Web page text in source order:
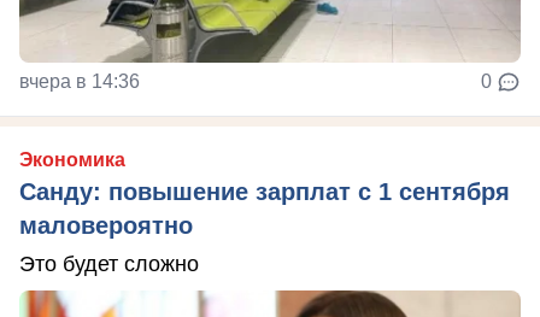
вчера в 14:36 0
Экономика
Санду: повышение зарплат с 1 сентября
маловероятно
Это будет сложно